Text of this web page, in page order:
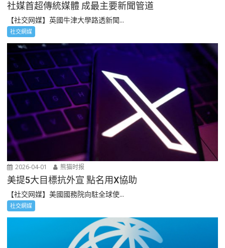
社媒首超傳統媒體 成最主要新聞管道
【社交网媒】英國牛津大學路透新聞...
社交網媒
2026-04-01 熊猫时报
美提5大目標抗外宣 點名用X協助
【社交网媒】美國國務院向駐全球使...
社交網媒